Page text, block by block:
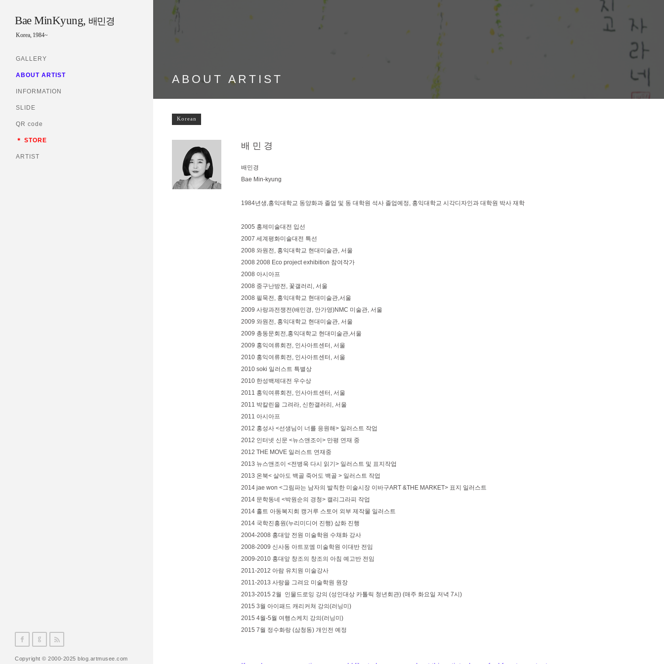
Bae MinKyung, 배민경
Korea, 1984~
GALLERY
ABOUT ARTIST
INFORMATION
SLIDE
QR code
＊ STORE
ARTIST
Copyright © 2000-2025 blog.artmusee.com
ABOUT ARTIST
Korean
배민경
배민경
Bae Min-kyung
1984년생,홍익대학교 동양화과 졸업 및 동 대학원 석사 졸업예정, 홍익대학교 시각디자인과 대학원 박사 재학
2005 홍제미술대전 입선
2007 세계평화미술대전 특선
2008 와원전, 홍익대학교 현대미술관, 서울
2008 2008 Eco project exhibition 참여작가
2008 아시아프
2008 중구난방전, 꽃갤러리, 서울
2008 필묵전, 홍익대학교 현대미술관,서울
2009 사랑과전쟁전(배민경, 안가영)NMC 미술관, 서울
2009 와원전, 홍익대학교 현대미술관, 서울
2009 총동문회전,홍익대학교 현대미술관,서울
2009 홍익여류회전, 인사아트센터, 서울
2010 홍익여류회전, 인사아트센터, 서울
2010 soki 일러스트 특별상
2010 한성백제대전 우수상
2011 홍익여류회전, 인사아트센터, 서울
2011 박칼린을 그려라, 신한갤러리, 서울
2011 아시아프
2012 홍성사 <선생님이 너를 응원해> 일러스트 작업
2012 인터넷 신문 <뉴스앤조이> 만평 연재 중
2012 THE MOVE 일러스트 연재중
2013 뉴스앤조이 <전병욱 다시 읽기> 일러스트 및 표지작업
2013 온북< 살아도 백골 죽어도 백골 > 일러스트 작업
2014 jae won <그림파는 남자의 발칙한 미술시장 이바구ART &THE MARKET> 표지 일러스트
2014 문학동네 <박원순의 경청> 캘리그라피 작업
2014 홀트 아동복지회 캥거루 스토어 외부 제작물 일러스트
2014 국학진흥원(누리미디어 진행) 삽화 진행
2004-2008 홍대앞 전원 미술학원 수채화 강사
2008-2009 신사동 아트포엠 미술학원 이대반 전임
2009-2010 홍대앞 창조의 창조의 아침 예고반 전임
2011-2012 아람 유치원 미술강사
2011-2013 사랑을 그려요 미술학원 원장
2013-2015 2월 인물드로잉 강의 (성인대상 카톨릭 청년회관) (매주 화요일 저녁 7시)
2015 3월 아이패드 캐리커쳐 강의(러닝미)
2015 4월-5월 여행스케치 강의(러닝미)
2015 7월 정수화랑 (삼청동) 개인전 예정